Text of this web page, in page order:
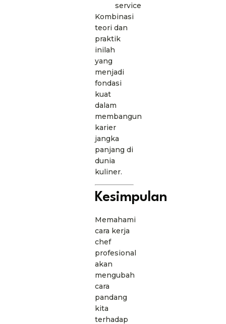
service
Kombinasi
teori dan
praktik
inilah
yang
menjadi
fondasi
kuat
dalam
membangun
karier
jangka
panjang di
dunia
kuliner.
Kesimpulan
Memahami
cara kerja
chef
profesional
akan
mengubah
cara
pandang
kita
terhadap